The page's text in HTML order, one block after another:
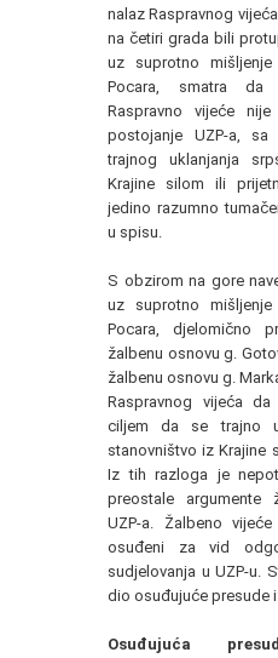
nalaz Raspravnog
na četiri grada bili
uz suprotno
Pocara, smatra
Raspravno vijeće
postojanje UZP-a, sa
trajnog uklanjanja
Krajine silom ili
jedino razumno
u spisu.
S obzirom na gore
uz suprotno
Pocara, djelomično
žalbenu osnovu g.
žalbenu osnovu g.
Raspravnog vijeća
ciljem da se trajno
stanovništvo iz Krajine
Iz tih razloga je
preostale argumente
UZP-a. Žalbeno
osuđeni za vid
sudjelovanja u UZP-u.
dio osuđujuće presude
Osuđujuća